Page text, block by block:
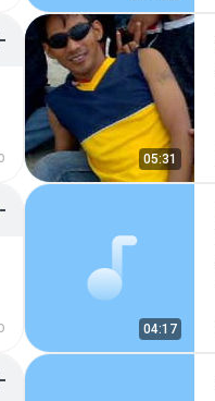
05:31
04:17